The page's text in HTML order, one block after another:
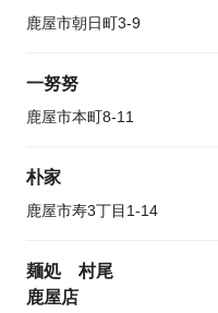
鹿屋市朝日町3-9
一努努
鹿屋市本町8-11
朴家
鹿屋市寿3丁目1-14
麺処 村尾
鹿屋店